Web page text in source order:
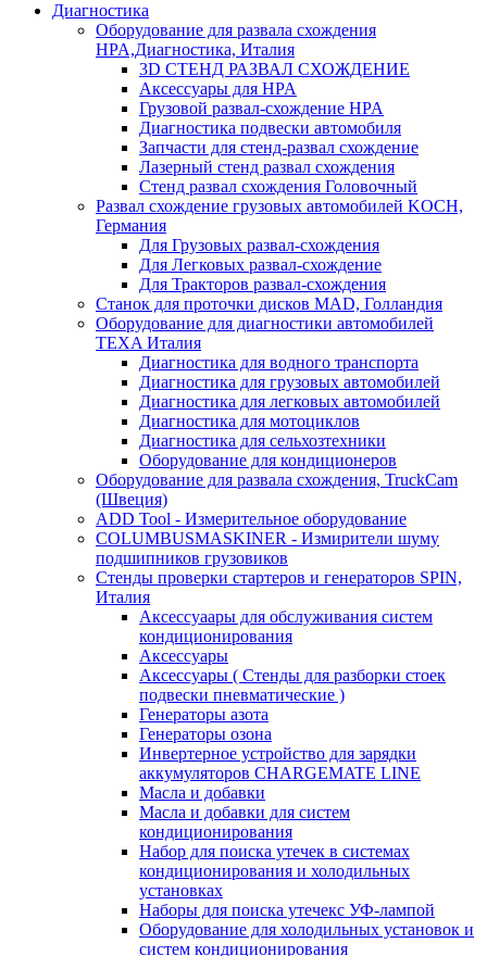
Диагностика
Оборудование для развала схождения
HPA,Диагностика, Италия
3D СТЕНД РАЗВАЛ СХОЖДЕНИЕ
Аксессуары для HPA
Грузовой развал-схождение HPA
Диагностика подвески автомобиля
Запчасти для стенд-развал схождение
Лазерный стенд развал схождения
Стенд развал схождения Головочный
Развал схождение грузовых автомобилей KOCH,
Германия
Для Грузовых развал-схождения
Для Легковых развал-схождение
Для Тракторов развал-схождения
Станок для проточки дисков MAD, Голландия
Оборудование для диагностики автомобилей
TEXA Италия
Диагностика для водного транспорта
Диагностика для грузовых автомобилей
Диагностика для легковых автомобилей
Диагностика для мотоциклов
Диагностика для сельхозтехники
Оборудование для кондиционеров
Оборудование для развала схождения, TruckCam
(Швеция)
ADD Tool - Измерительное оборудование
COLUMBUSMASKINER - Измирители шуму
подшипников грузовиков
Стенды проверки стартеров и генераторов SPIN,
Италия
Аксессуаары для обслуживания систем
кондиционирования
Аксессуары
Аксессуары ( Стенды для разборки стоек
подвески пневматические )
Генераторы азота
Генераторы озона
Инвертерное устройство для зарядки
аккумуляторов CHARGEMATE LINE
Масла и добавки
Масла и добавки для систем
кондиционирования
Набор для поиска утечек в системах
кондиционирования и холодильных
установках
Наборы для поиска утечекс УФ-лампой
Оборудование для холодильных установок и
систем кондиционирования